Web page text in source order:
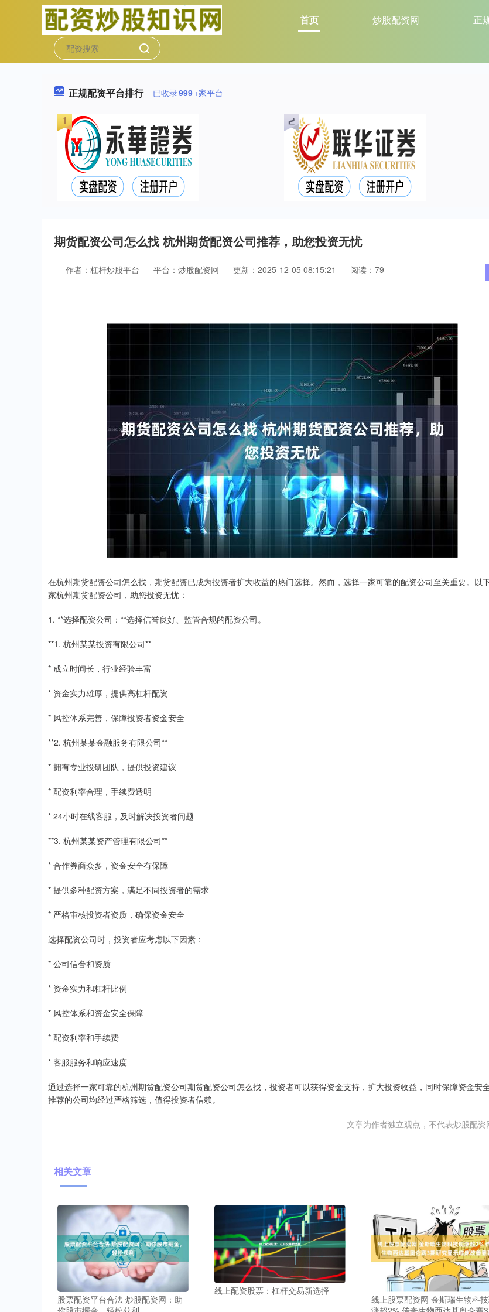
首页 炒股配资网 正
正规配资平台排行 已收录999+家平台
期货配资公司怎么找 杭州期货配资公司推荐，助您投资无忧
作者：杠杆炒股平台 平台：炒股配资网 更新：2025-12-05 08:15:21 阅读：79
在杭州期货配资公司怎么找，期货配资已成为投资者扩大收益的热门选择。然而，选择一家可靠的配资公司至关重要。以
家杭州期货配资公司，助您投资无忧：
1. **选择配资公司：**选择信誉良好、监管合规的配资公司。
**1. 杭州某某投资有限公司**
* 成立时间长，行业经验丰富
* 资金实力雄厚，提供高杠杆配资
* 风控体系完善，保障投资者资金安全
**2. 杭州某某金融服务有限公司**
* 拥有专业投研团队，提供投资建议
* 配资利率合理，手续费透明
* 24小时在线客服，及时解决投资者问题
**3. 杭州某某资产管理有限公司**
* 合作券商众多，资金安全有保障
* 提供多种配资方案，满足不同投资者的需求
* 严格审核投资者资质，确保资金安全
选择配资公司时，投资者应考虑以下因素：
* 公司信誉和资质
* 资金实力和杠杆比例
* 风控体系和资金安全保障
* 配资利率和手续费
* 客服服务和响应速度
通过选择一家可靠的杭州期货配资公司期货配资公司怎么找，投资者可以获得资金支持，扩大投资收益，同时保障资金安
推荐的公司均经过严格筛选，值得投资者信赖。
文章为作者独立观点，不代表炒股配资
相关文章
股票配资平台合法 炒股配资网：助
线上配资股票：杠杆交易新选择
线上股票配资网 金斯瑞生物科